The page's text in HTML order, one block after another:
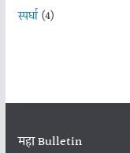
स्पर्धा(4)
महा Bulletin